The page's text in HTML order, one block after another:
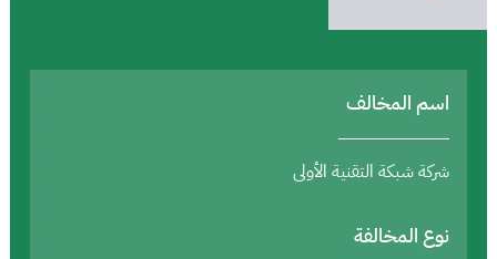
اسم المخالف
شركة شبكة التقنية الأولى
نوع المخالفة